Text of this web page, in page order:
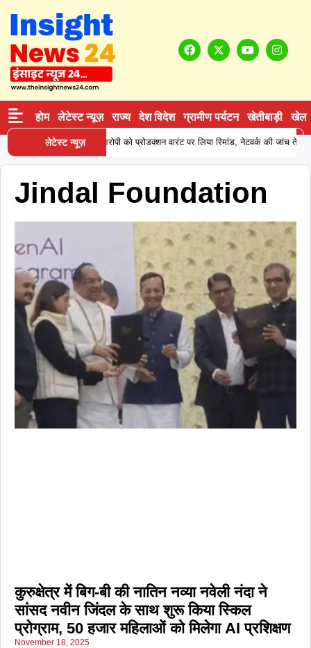
होम लेटेस्ट न्यूज़ राज्य देश विदेश ग्रामीण पर्यटन खेतीबाड़ी खेल
लेटेस्ट न्यूज़
कोकीन सप्लाई करने वाले आरोपी को प्रोडक्शन वारंट पर लिया रिमांड, नेटवर्क की जांच तेज
Jindal Foundation
कुरुक्षेत्र में बिग-बी की नातिन नव्या नवेली नंदा ने
सांसद नवीन जिंदल के साथ शुरू किया स्किल
प्रोग्राम, 50 हजार महिलाओं को मिलेगा AI प्रशिक्षण
November 18, 2025